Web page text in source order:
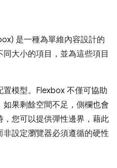
是一種為單維內容設計的
大小的項目，並為這些項目
模型。Flexbox 不僅可協助
果剩餘空間不足，側欄也會
您可以提供彈性邊界，藉此
設定瀏覽器必須遵循的硬性